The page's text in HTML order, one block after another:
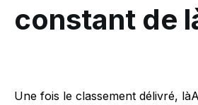
constant de
Une fois le classement délivré,